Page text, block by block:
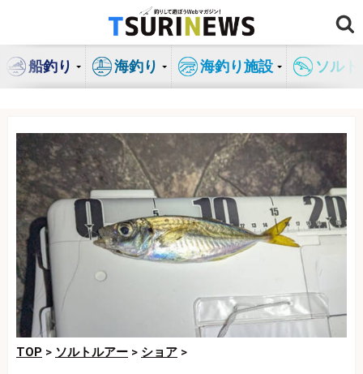
ン
船釣り 海釣り 海釣り施設 ソル
TOP > ソルトルアー > ショア >